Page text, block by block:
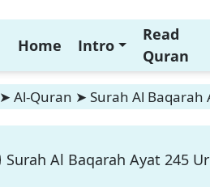
Home Intro
Read
Quran
➤ Al-Quran ➤ Surah Al Baqarah
Surah Al Baqarah Ayat 245